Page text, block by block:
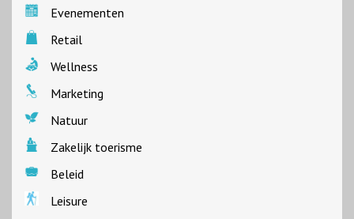
Evenementen
Retail
Wellness
Marketing
Natuur
Zakelijk toerisme
Beleid
Leisure